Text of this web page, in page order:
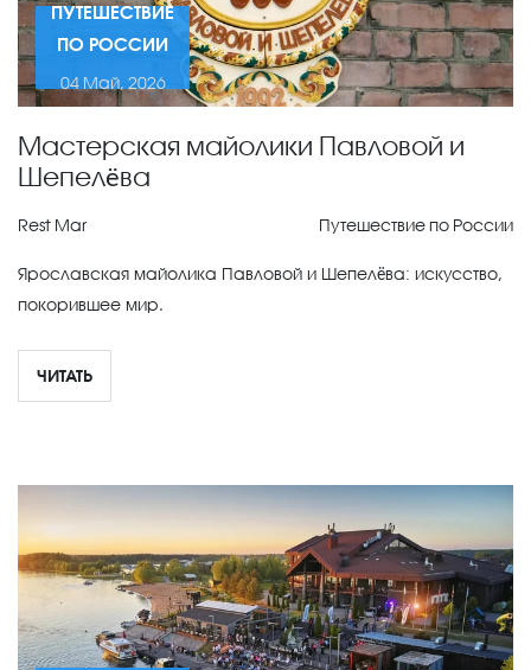
ПУТЕШЕСТВИЕ
ПО РОССИИ
04 Май, 2026
Мастерская майолики Павловой и
Шепелёва
Rest Mar Путешествие по России
Ярославская майолика Павловой и Шепелёва: искусство,
покорившее мир.
ЧИТАТЬ